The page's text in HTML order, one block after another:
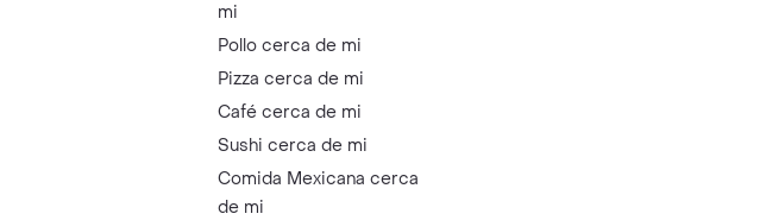
mi
Pollo cerca de mi
Pizza cerca de mi
Café cerca de mi
Sushi cerca de mi
Comida Mexicana cerca
de mi